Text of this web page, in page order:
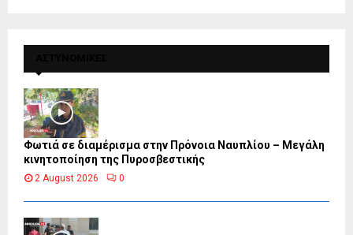
Φωτιά σε διαμέρισμα στην Πρόνοια Ναυπλίου – Μεγάλη
κινητοποίηση της Πυροσβεστικής
2 August 2026 0